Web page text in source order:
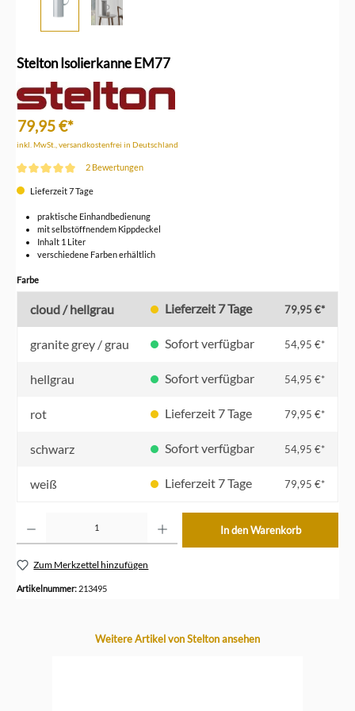
Stelton Isolierkanne EM77
79,95 €*
inkl. MwSt., versandkostenfrei in Deutschland
2 Bewertungen
Lieferzeit 7 Tage
praktische Einhandbedienung
mit selbstöffnendem Kippdeckel
Inhalt 1 Liter
verschiedene Farben erhältlich
Farbeauswählen
cloud / hellgrau Lieferzeit 7 Tage 79,95 €*
granite grey / grau Sofort verfügbar 54,95 €*
hellgrau Sofort verfügbar 54,95 €*
rot Lieferzeit 7 Tage 79,95 €*
schwarz Sofort verfügbar 54,95 €*
weiß Lieferzeit 7 Tage 79,95 €*
In den Warenkorb
Zum Merkzettel hinzufügen
Artikelnummer: 213495
Produktgalerie überspringen
Weitere Artikel von Stelton ansehen